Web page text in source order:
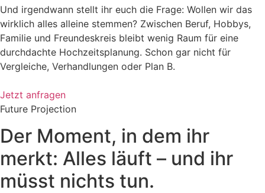
Und irgendwann stellt ihr euch die Frage: Wollen wir das
wirklich alles alleine stemmen? Zwischen Beruf, Hobbys,
Familie und Freundeskreis bleibt wenig Raum für eine
durchdachte Hochzeitsplanung. Schon gar nicht für
Vergleiche, Verhandlungen oder Plan B.
Jetzt anfragen
Future Projection
Der Moment, in dem ihr
merkt: Alles läuft – und ihr
müsst nichts tun.